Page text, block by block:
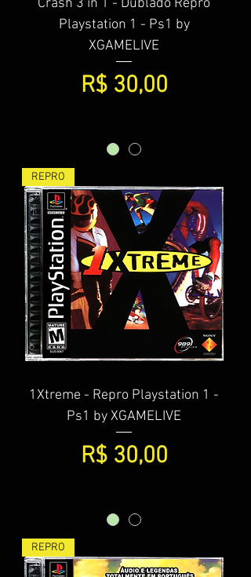
Crash 3 in 1 - Dublado Repro
Playstation 1 - Ps1 by
XGAMELIVE
Preço
R$ 30,00
REPRO
1Xtreme - Repro Playstation 1 -
Ps1 by XGAMELIVE
Preço
R$ 30,00
REPRO